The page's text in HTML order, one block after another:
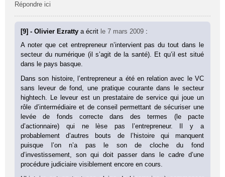
Répondre ici
[9] - Olivier Ezrattya écrit le 7 mars 2009 :
A noter que cet entrepreneur n’intervient pas du tout dans le
secteur du numérique (il s’agit de la santé). Et qu’il est situé
dans le pays basque.
Dans son histoire, l’entrepreneur a été en relation avec le VC
sans leveur de fond, une pratique courante dans le secteur
hightech. Le leveur est un prestataire de service qui joue un
rôle d’intermédiaire et de conseil permettant de sécuriser une
levée de fonds correcte dans des termes (le pacte
d’actionnaire) qui ne lèse pas l’entrepreneur. Il y a
probablement d’autres bouts de l’histoire qui manquent
puisque l’on n’a pas le son de cloche du fond
d’investissement, son qui doit passer dans le cadre d’une
procédure judiciaire visiblement encore en cours.